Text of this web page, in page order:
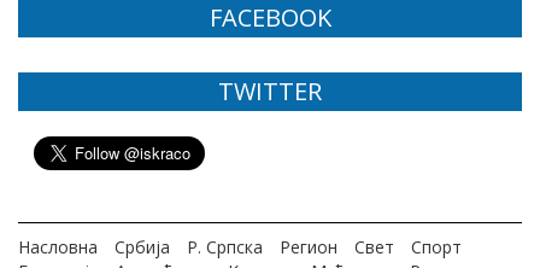
FACEBOOK
TWITTER
Насловна Србија Р. Српска Регион Свет
Спорт